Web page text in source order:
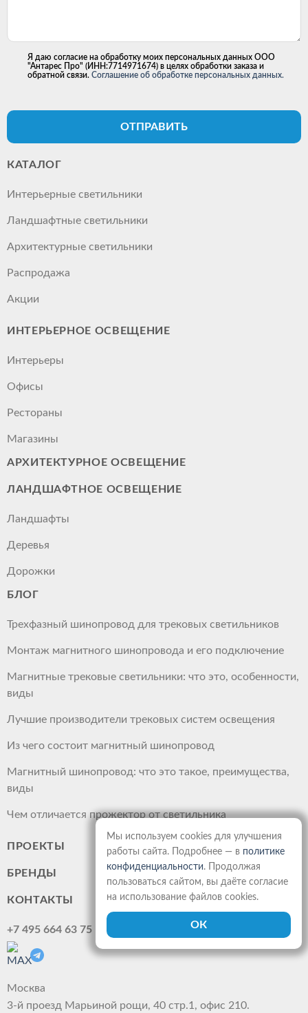
Я даю согласие на обработку моих персональных данных ООО
"Антарес Про" (ИНН:7714971674) в целях обработки заказа и
обратной связи. Соглашение об обработке персональных данных.
ОТПРАВИТЬ
КАТАЛОГ
Интерьерные светильники
Ландшафтные светильники
Архитектурные светильники
Распродажа
Акции
ИНТЕРЬЕРНОЕ ОСВЕЩЕНИЕ
Интерьеры
Офисы
Рестораны
Магазины
АРХИТЕКТУРНОЕ ОСВЕЩЕНИЕ
ЛАНДШАФТНОЕ ОСВЕЩЕНИЕ
Ландшафты
Деревья
Дорожки
БЛОГ
Трехфазный шинопровод для трековых светильников
Монтаж магнитного шинопровода и его подключение
Магнитные трековые светильники: что это, особенности,
виды
Лучшие производители трековых систем освещения
Из чего состоит магнитный шинопровод
Магнитный шинопровод: что это такое, преимущества,
виды
Чем отличается прожектор от светильника
ПРОЕКТЫ
БРЕНДЫ
КОНТАКТЫ
+7 495 664 63 75
Москва
3-й проезд Марьиной рощи, 40 стр.1, офис 210.
Мы используем cookies для улучшения
работы сайта. Подробнее — в политике
конфиденциальности. Продолжая
пользоваться сайтом, вы даёте согласие
на использование файлов cookies.